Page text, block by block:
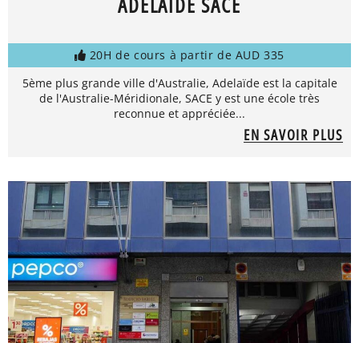
20H de cours à partir de AUD 335
5ème plus grande ville d'Australie, Adelaïde est la capitale
de l'Australie-Méridionale, SACE y est une école très
reconnue et appréciée...
EN SAVOIR PLUS